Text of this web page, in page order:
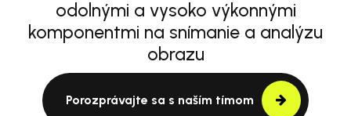
odolnými a vysoko výkonnými
komponentmi na snímanie a analýzu
obrazu
Porozprávajte sa s naším tímom